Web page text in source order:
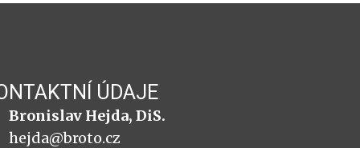
ÚDAJE
Bronislav Hejda, DiS.
hejda@broto.cz